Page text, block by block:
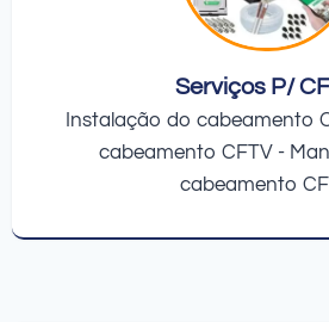
Serviços P/
Instalação do cabeamento
cabeamento CFTV -
cabeamento